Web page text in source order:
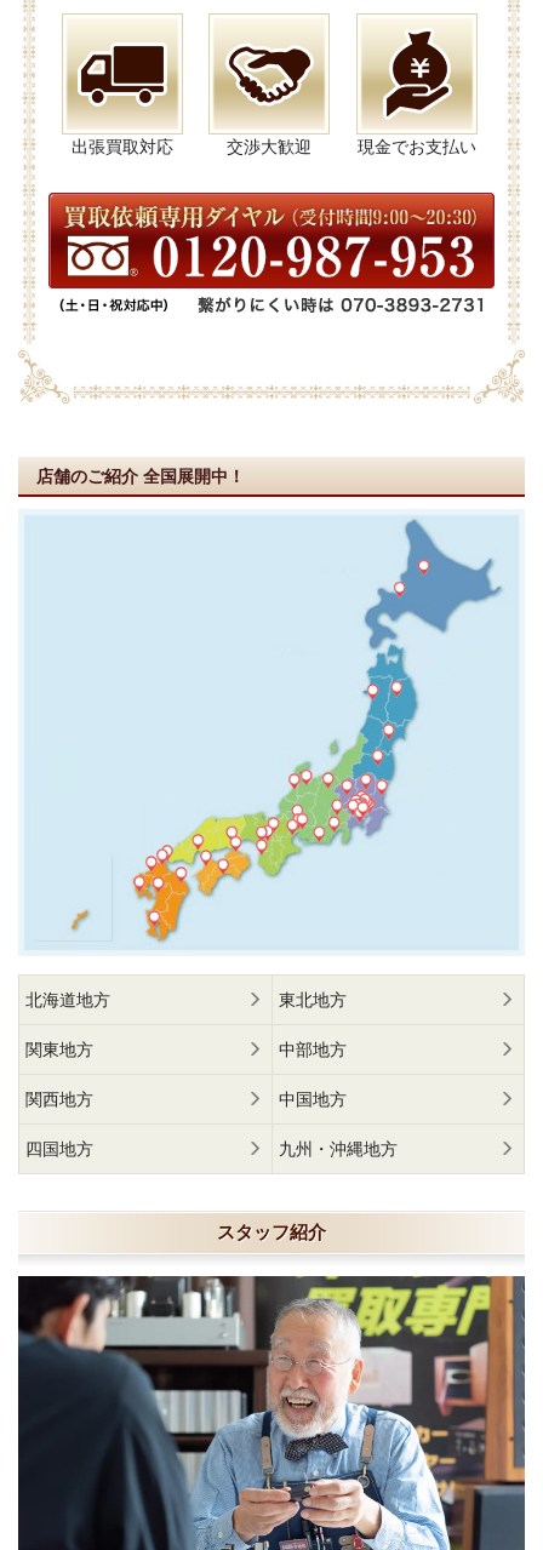
出張買取対応 交渉大歓迎 現金でお支払い
店舗のご紹介 全国展開中！
北海道地方 東北地方
関東地方 中部地方
関西地方 中国地方
四国地方 九州・沖縄地方
スタッフ紹介